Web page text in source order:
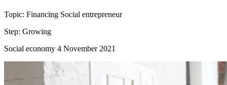
Topic: Financing Social entrepreneur
Step: Growing
Social economy 4 November 2021